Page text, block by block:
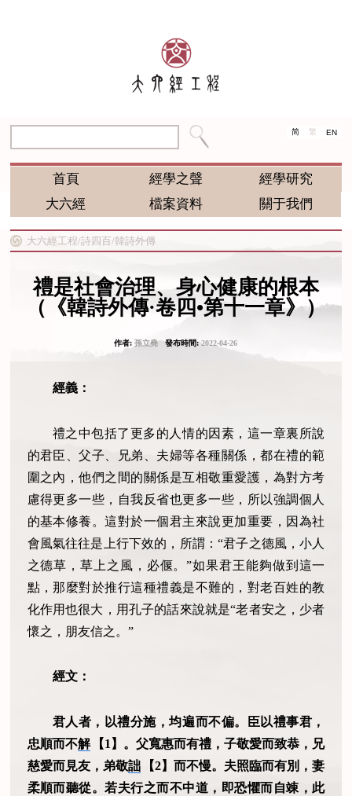
简 繁 EN
首頁 經學之聲
經學研究
大六經
檔案資料 關于我們
大六經工程/詩四百/韓詩外傳
禮是社會治理、身心健康的根本
（《韓詩外傳·卷四•第十一章》）
作者:孫立堯發布時間:2022-04-26
經義：
禮之中包括了更多的人情的因素，這一章裏所說
的君臣、父子、兄弟、夫婦等各種關係，都在禮的範
圍之內，他們之間的關係是互相敬重愛護，為對方考
慮得更多一些，自我反省也更多一些，所以強調個人
的基本修養。這對於一個君主來說更加重要，因為社
會風氣往往是上行下效的，所謂：“君子之德風，小人
之德草，草上之風，必偃。”如果君王能夠做到這一
點，那麼對於推行這種禮義是不難的，對老百姓的教
化作用也很大，用孔子的話來說就是“老者安之，少者
懷之，朋友信之。”
經文：
君人者，以禮分施，均遍而不偏。臣以禮事君，
忠順而不解
【1】。父寬惠而有禮，子敬愛而致恭，兄
慈愛而見友，弟敬詘
【2】而不慢。夫照臨而有別，妻
柔順而聽從。若夫行之而不中道，即恐懼而自竦，此